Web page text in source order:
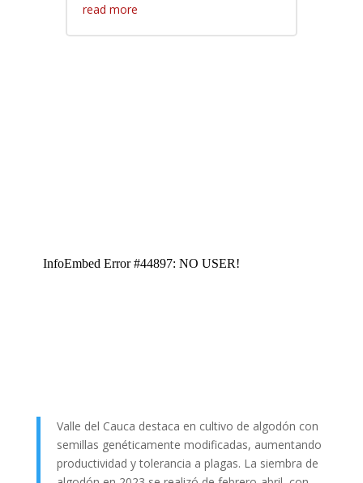
read more
Valle del Cauca destaca en cultivo de algodón con
semillas genéticamente modificadas, aumentando
productividad y tolerancia a plagas. La siembra de